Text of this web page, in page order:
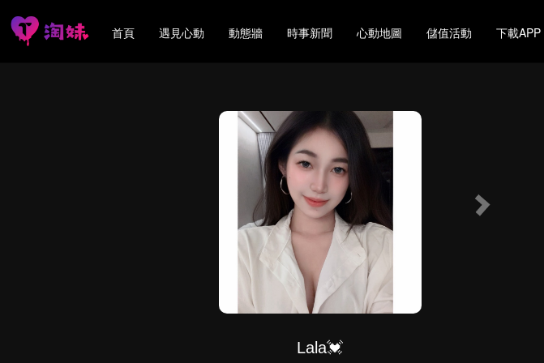
首頁 遇見心動 動態牆 時事新聞 心動地圖 儲值活動 下載APP
Lala💓